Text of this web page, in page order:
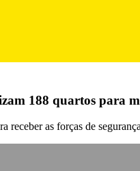
188 quartos para
receber as forças de